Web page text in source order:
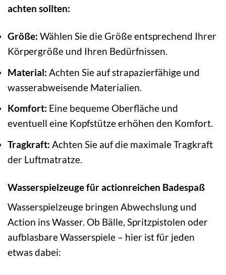
achten sollten:
Größe: Wählen Sie die Größe entsprechend Ihrer
Körpergröße und Ihren Bedürfnissen.
Material: Achten Sie auf strapazierfähige und
wasserabweisende Materialien.
Komfort: Eine bequeme Oberfläche und
eventuell eine Kopfstütze erhöhen den Komfort.
Tragkraft: Achten Sie auf die maximale Tragkraft
der Luftmatratze.
Wasserspielzeuge für actionreichen Badespaß
Wasserspielzeuge bringen Abwechslung und
Action ins Wasser. Ob Bälle, Spritzpistolen oder
aufblasbare Wasserspiele – hier ist für jeden
etwas dabei: